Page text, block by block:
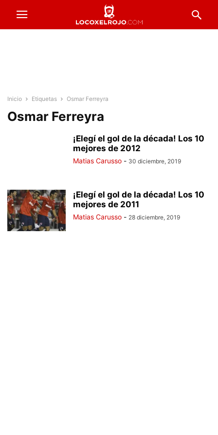
Inicio Etiquetas Osmar Ferreyra
Osmar Ferreyra
¡Elegí el gol de la década! Los 10
mejores de 2012
Matias Carusso - 30 diciembre, 2019
¡Elegí el gol de la década! Los 10
mejores de 2011
Matias Carusso - 28 diciembre, 2019